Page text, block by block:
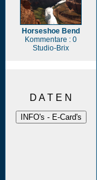
Horseshoe Bend
Kommentare : 0
Studio-Brix
D A T E N